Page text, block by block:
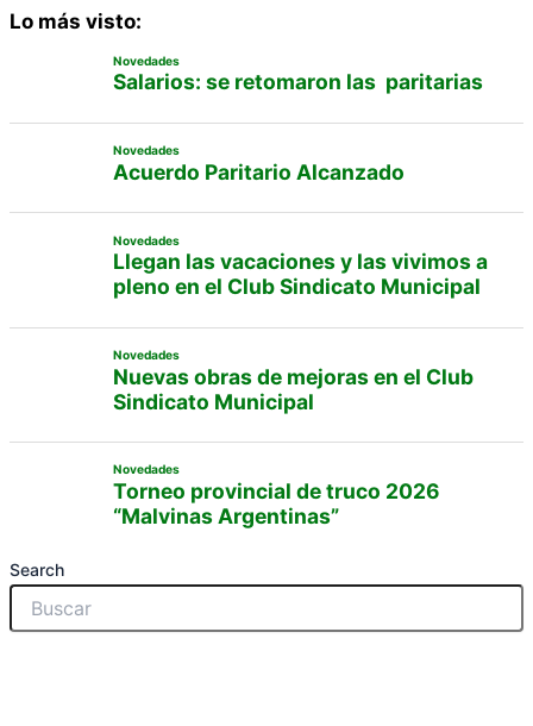
Lo más visto:
Novedades
Salarios: se retomaron las paritarias
Novedades
Acuerdo Paritario Alcanzado
Novedades
Llegan las vacaciones y las vivimos a
pleno en el Club Sindicato Municipal
Novedades
Nuevas obras de mejoras en el Club
Sindicato Municipal
Novedades
Torneo provincial de truco 2026
“Malvinas Argentinas”
Search